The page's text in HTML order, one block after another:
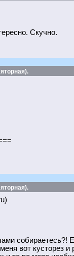
Скучно.
собираетесь?!
вот кусторез и